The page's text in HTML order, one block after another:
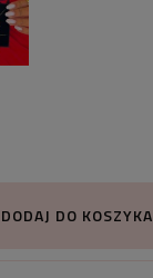
DODAJ DO KOSZYKA